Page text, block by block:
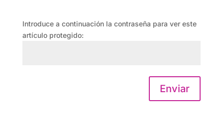
Introduce a continuación la contraseña para ver este
artículo protegido:
Enviar